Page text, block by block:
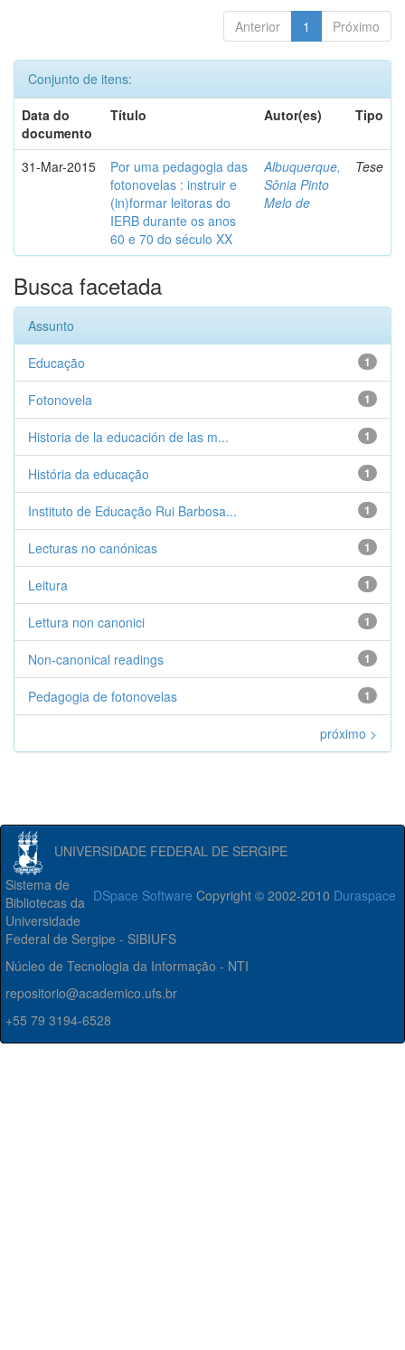
Anterior 1 Próximo
Conjunto de itens:
Data do
documento
Título Autor(es) Tipo
31-Mar-2015
Por uma pedagogia das
fotonovelas : instruir e
(in)formar leitoras do
IERB durante os anos
60 e 70 do século XX
Albuquerque,
Sônia Pinto
Melo de
Tese
Busca facetada
Assunto
1
Educação
1
Fotonovela
1
Historia de la educación de las m...
1
História da educação
1
Instituto de Educação Rui Barbosa...
1
Lecturas no canónicas
1
Leitura
1
Lettura non canonici
1
Non-canonical readings
1
Pedagogia de fotonovelas
próximo >
UNIVERSIDADE FEDERAL DE SERGIPE
DSpace Software Copyright © 2002-2010 Duraspace
Sistema de
Bibliotecas da
Universidade
Federal de Sergipe - SIBIUFS
Núcleo de Tecnologia da Informação - NTI
repositorio@academico.ufs.br
+55 79 3194-6528